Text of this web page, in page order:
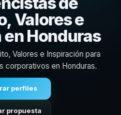
Valores e
Honduras
Valores e Inspiración para
corporativos en Honduras.
perfiles
propuesta